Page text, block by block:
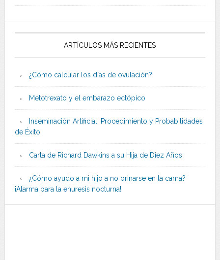
ARTÍCULOS MÁS RECIENTES
¿Cómo calcular los días de ovulación?
Metotrexato y el embarazo ectópico
Inseminación Artificial: Procedimiento y Probabilidades
de Éxito
Carta de Richard Dawkins a su Hija de Diez Años
¿Cómo ayudo a mi hijo a no orinarse en la cama?
¡Alarma para la enuresis nocturna!